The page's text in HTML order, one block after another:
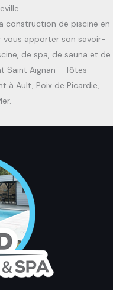
construction de piscine en
apporter son savoir-
de spa, de sauna et de
Saint Aignan - Tôtes -
à Ault, Poix de Picardie,